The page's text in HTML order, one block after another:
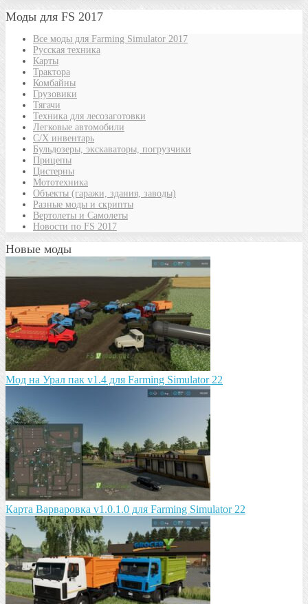
Моды для FS 2017
Все моды для Farming Simulator 2017
Русская техника
Карты
Трактора
Комбайны
Грузовики
Тягачи
Техника для лесозаготовки
Легковые автомобили
С/Х инвентарь
Бульдозеры, экскаваторы, погрузчики
Прицепы
Цистерны
Мототехника
Объекты (гаражи, здания, заводы)
Разные моды и скрипты
Вертолеты и Самолеты
Новости по FS 2017
Новые моды
Мод на Урал пак v1.4 для Farming Simulator 22
Карта Варваровка v1.0.1.0 для Farming Simulator 22